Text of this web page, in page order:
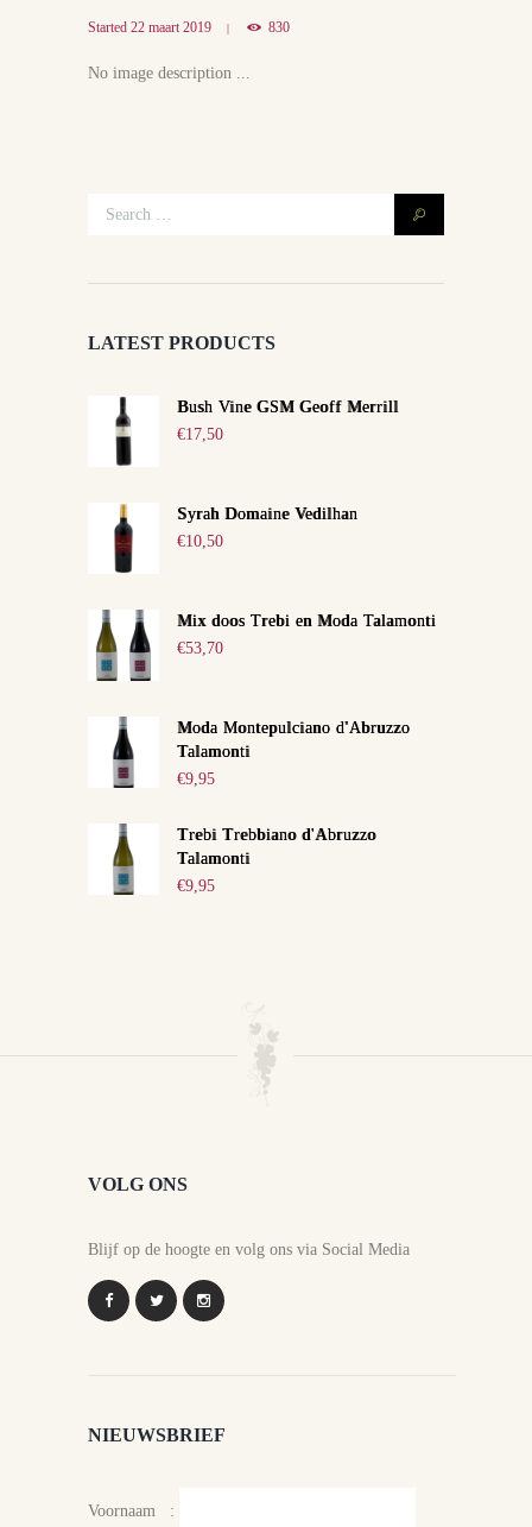
Started 22 maart 2019 830
No image description ...
LATEST PRODUCTS
Bush Vine GSM Geoff Merrill
€17,50
Syrah Domaine Vedilhan
€10,50
Mix doos Trebi en Moda Talamonti
€53,70
Moda Montepulciano d'Abruzzo
Talamonti
€9,95
Trebi Trebbiano d'Abruzzo
Talamonti
€9,95
VOLG ONS
Blijf op de hoogte en volg ons via Social Media
NIEUWSBRIEF
Voornaam :